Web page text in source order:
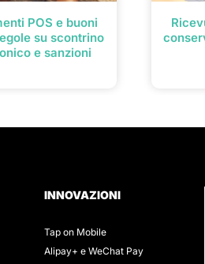
POS e buoni
su scontrino
e sanzioni
INNOVAZIONI
Tap on Mobile
Alipay+ e WeChat Pay